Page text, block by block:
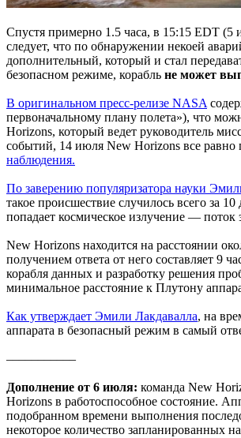
Спустя примерно 1.5 часа, в 15:15 EDT (5
следует, что по обнаружении некоей
дополнительный, который и стал
безопасном режиме, корабль не может
В оригинальном пресс-релизе NASA
первоначальному плану полета»), что
Horizons, который ведет руководитель
событий, 14 июля New Horizons все равно
наблюдения.
По заверению популяризатора науки
такое происшествие случилось всего за
попадает космическое излучение —
New Horizons находится на расстоянии
получением ответа от него составляет 9
корабля данных и разработку решения
минимальное расстояние к Плутону
Как утверждает Эмили Лакдавалла, на
аппарата в безопасный режим в самый
–––––––––––
Дополнение от 6 июля: команда New
Horizons в работоспособное состояние.
подобранном времени выполнения
некоторое количество запланированных